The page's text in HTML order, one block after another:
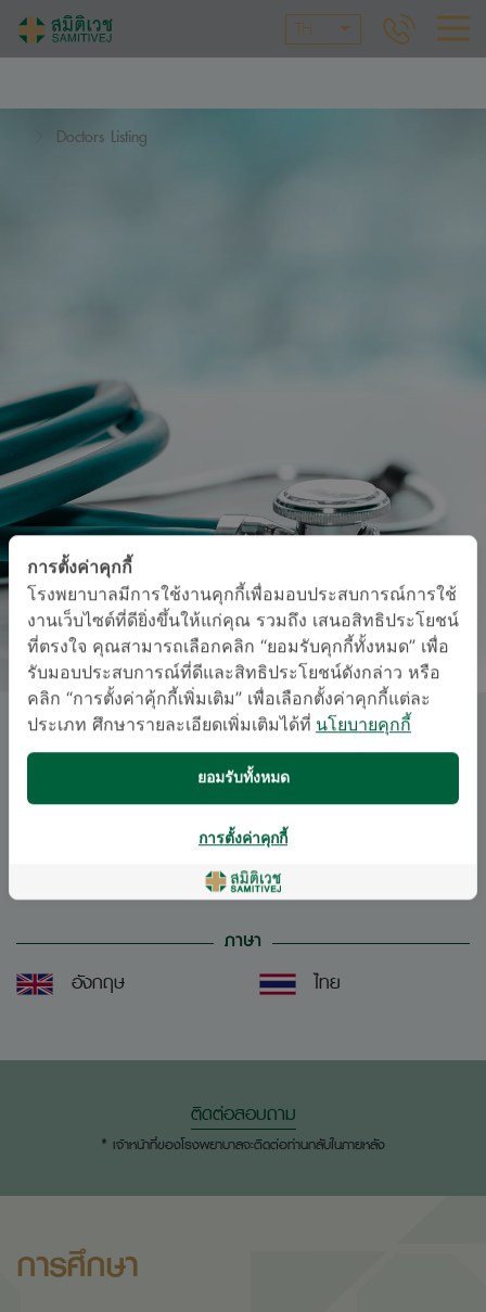
TH
Doctors Listing
นพ. สุวัฒน์ ศรีอนุชาต
สาขาศัลยศาสตร์ออร์โธปิดิกส์
อนุสาขาเวชศาสตร์การกีฬา, ศัลยศาสตร์ออร์โธปิดิ
กส์
ภาษา
อังกฤษ
ไทย
ติดต่อสอบถาม
* เจ้าหน้าที่ของโรงพยาบาลจะติดต่อท่านกลับในภายหลัง
การศึกษา
การตั้งค่าคุกกี้
โรงพยาบาลมีการใช้งานคุกกี้เพื่อมอบประสบการณ์การใช้
งานเว็บไซต์ที่ดียิ่งขึ้นให้แก่คุณ รวมถึง เสนอสิทธิประโยชน์
ที่ตรงใจ คุณสามารถเลือกคลิก “ยอมรับคุกกี้ทั้งหมด” เพื่อ
รับมอบประสบการณ์ที่ดีและสิทธิประโยชน์ดังกล่าว หรือ
คลิก “การตั้งค่าคุ้กกี้เพิ่มเติม” เพื่อเลือกตั้งค่าคุกกี้แต่ละ
ประเภท ศึกษารายละเอียดเพิ่มเติมได้ที่ นโยบายคุกกี้
ยอมรับทั้งหมด
การตั้งค่าคุกกี้